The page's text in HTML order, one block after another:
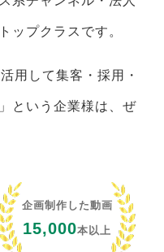
ップクラスです。
用して集客・採用・
という企業様は、ぜ
企画制作した動画
15,000本以上